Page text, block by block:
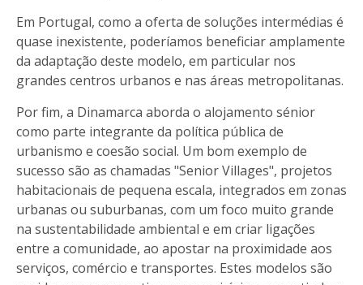
Em Portugal, como a oferta de soluções intermédias é
quase inexistente, poderíamos beneficiar amplamente
da adaptação deste modelo, em particular nos
grandes centros urbanos e nas áreas metropolitanas.
Por fim, a Dinamarca aborda o alojamento sénior
como parte integrante da política pública de
urbanismo e coesão social. Um bom exemplo de
sucesso são as chamadas "Senior Villages", projetos
habitacionais de pequena escala, integrados em zonas
urbanas ou suburbanas, com um foco muito grande
na sustentabilidade ambiental e em criar ligações
entre a comunidade, ao apostar na proximidade aos
serviços, comércio e transportes. Estes modelos são